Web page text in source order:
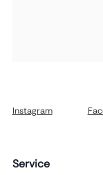
Instagram
Service